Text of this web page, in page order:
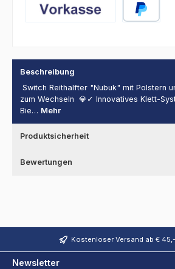
Beschreibung
Switch Reithalfter "Nubuk" mit Polstern
zum Wechseln 💎✓ Innovatives Klett-
Bie… Mehr
Produktsicherheit
Bewertungen
Kostenloser Versand ab €
Newsletter